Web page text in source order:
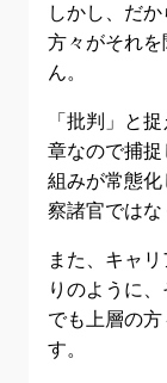
しかし、だ
方々がそれ
ん。
「批判」と
章なので捕
組みが常態
察諸官ではな
また、キャ
りのように
でも上層の
す。